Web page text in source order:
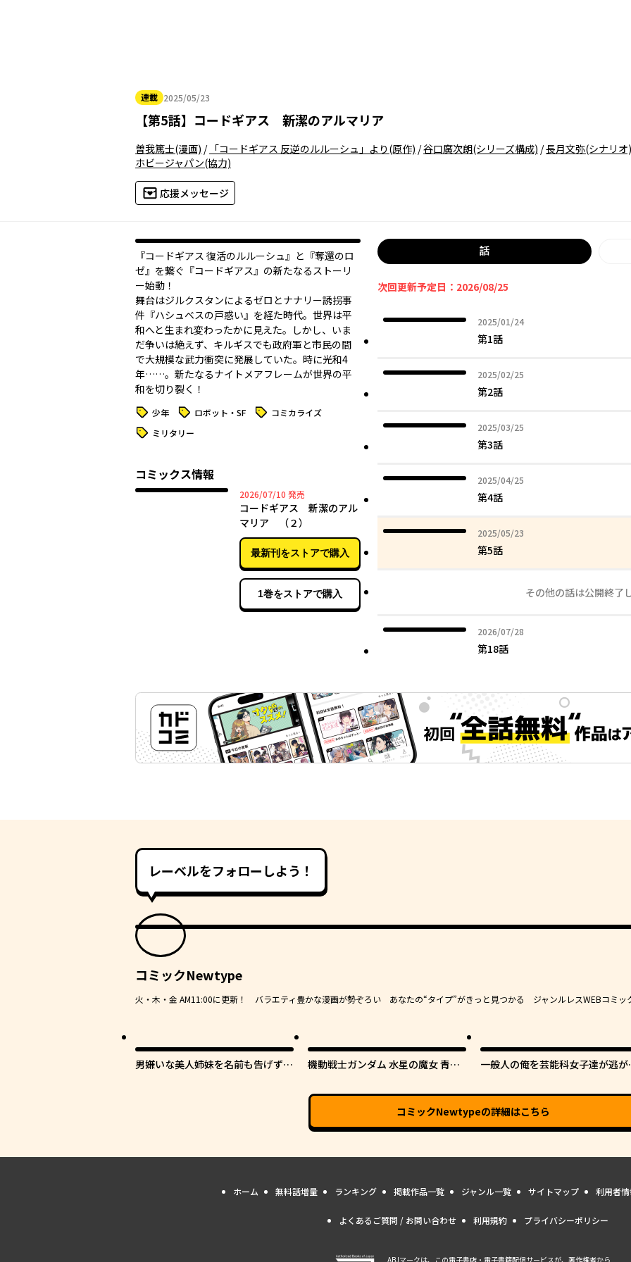
連載 2025/05/23
2025年05月23日
【第5話】 コードギアス 新潔のアルマリア
曽我篤士(漫画) / 「コードギアス 反逆のルルーシュ」より (原作) /谷口廣次朗(シリーズ構成) /長月文弥(シナリオ)
ホビージャパン(協力)
応援メッセージ
『コードギアス 復活のルルーシュ』と『奪還のロ
ゼ』を繋ぐ『コードギアス』の新たなるストーリ
ー始動！
舞台はジルクスタンによるゼロとナナリー誘拐事
件『ハシュベスの戸惑い』を経た時代。世界は平
和へと生まれ変わったかに見えた。しかし、いま
だ争いは絶えず、キルギスでも政府軍と市民の間
で大規模な武力衝突に発展していた。時に光和4
年……。新たなるナイトメアフレームが世界の平
和を切り裂く！
タグ 少年 タグ ロボット・SF タグ コミカライズ
タグ ミリタリー
コミックス情報
2026/07/10 2026年07月10日
発売
コードギアス 新潔のアル
マリア （２）
最新刊をストアで購入
1巻をストアで購入
話
次回更新予定日：2026/08/25
2025/01/24
2025年01月24日
第1話
2025/02/25
2025年02月25日
第2話
2025/03/25
2025年03月25日
第3話
2025/04/25
2025年04月25日
第4話
2025/05/23
2025年05月23日
第5話
その他の話は公開終了
2026/07/28
2026年07月28日
第18話
レーベルをフォローしよう！
コミックNewtype
火・木・金 AM11:00に更新！ バラエティ豊かな漫画が勢ぞろい あなたの“タイプ”がきっと見つかる ジャンルレスWEBコミッ
男嫌いな美人姉妹を名前も告げずに
機動戦士ガンダム 水星の魔女 青春
一般人の俺を芸能科女子達が逃が
コミックNewtypeの詳細はこちら
ホーム 無料話増量 ランキング 掲載作品一覧 ジャンル一覧 サイトマップ 利用者
よくあるご質問 / お問い合わせ 利用規約 プライバシーポリシー
ABJマークは、この電子書店・電子書籍配信サービスが、著作権者から